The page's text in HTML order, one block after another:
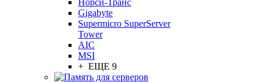
Норси-Транс
Gigabyte
Supermicro SuperServer
Tower
AIC
MSI
+ ЕЩЕ 9